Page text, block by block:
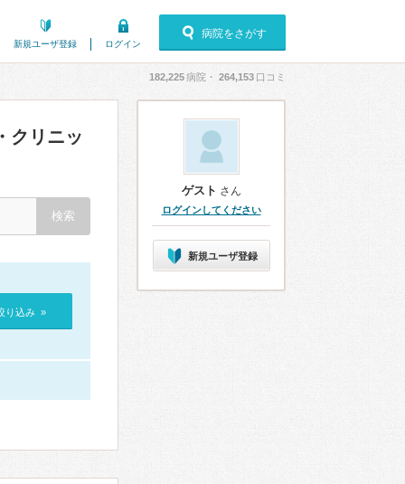
新規ユーザ登録 ログイン
病院をさがす
182,225病院・ 264,153 口コミ
クリニッ
り込み »
ゲスト さん
ログインしてください
新規ユーザ登録